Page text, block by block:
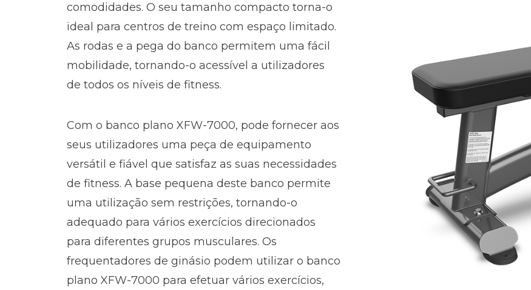
comodidades. O seu tamanho compacto torna-o
ideal para centros de treino com espaço limitado.
As rodas e a pega do banco permitem uma fácil
mobilidade, tornando-o acessível a utilizadores
de todos os níveis de fitness.
Com o banco plano XFW-7000, pode fornecer aos
seus utilizadores uma peça de equipamento
versátil e fiável que satisfaz as suas necessidades
de fitness. A base pequena deste banco permite
uma utilização sem restrições, tornando-o
adequado para vários exercícios direcionados
para diferentes grupos musculares. Os
frequentadores de ginásio podem utilizar o banco
plano XFW-7000 para efetuar vários exercícios,